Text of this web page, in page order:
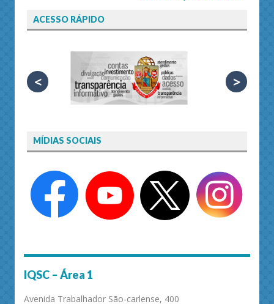
ACESSO RÁPIDO
< >
MÍDIAS SOCIAIS
IQSC – Área 1
Avenida Trabalhador São-carlense, 400